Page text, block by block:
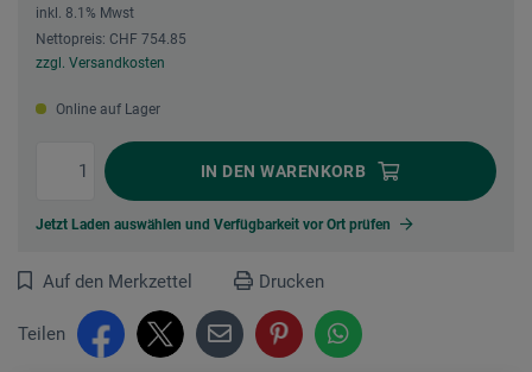
inkl. 8.1% Mwst
Nettopreis: CHF 754.85
zzgl. Versandkosten
Online auf Lager
IN DEN WARENKORB
Jetzt Laden auswählen und Verfügbarkeit vor Ort prüfen
Auf den Merkzettel Drucken
Teilen